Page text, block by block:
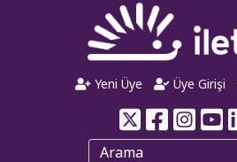
Yeni Üye Üye Girişi